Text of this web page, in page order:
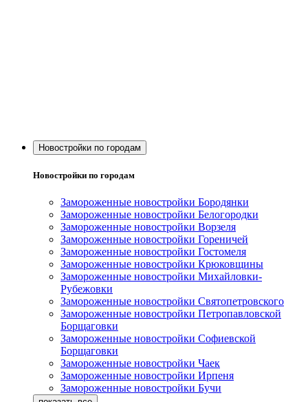
Новостройки по городам
Новостройки по городам
Замороженные новостройки Бородянки
Замороженные новостройки Белогородки
Замороженные новостройки Ворзеля
Замороженные новостройки Гореничей
Замороженные новостройки Гостомеля
Замороженные новостройки Крюковщины
Замороженные новостройки Михайловки-
Рубежовки
Замороженные новостройки Святопетровского
Замороженные новостройки Петропавловской
Борщаговки
Замороженные новостройки Софиевской
Борщаговки
Замороженные новостройки Чаек
Замороженные новостройки Ирпеня
Замороженные новостройки Бучи